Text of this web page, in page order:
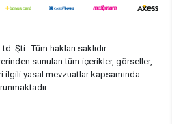
Şti.. Tüm hakları saklıdır.
sunulan tüm içerikler, görseller,
ilgili yasal mevzuatlar kapsamında